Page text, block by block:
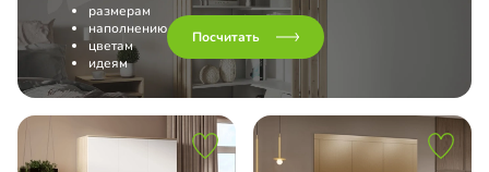
размерам
наполнению
цветам
идеям
Посчитать